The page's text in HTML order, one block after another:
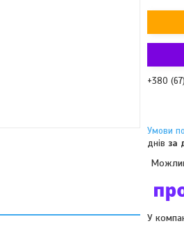
+380
днів за
У